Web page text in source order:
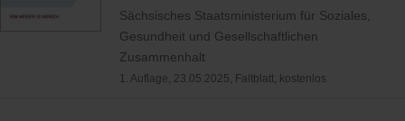
Sächsisches Staatsministerium für Soziales,
Gesundheit und Gesellschaftlichen
Zusammenhalt
1. Auflage, 23.05.2025, Faltblatt, kostenlos